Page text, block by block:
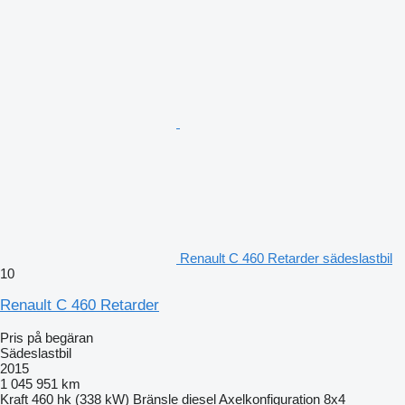
Renault C 460 Retarder sädeslastbil
10
Renault C 460 Retarder
Pris på begäran
Sädeslastbil
2015
1 045 951 km
Kraft 460 hk (338 kW) Bränsle dieselAxelkonfiguration 8x4